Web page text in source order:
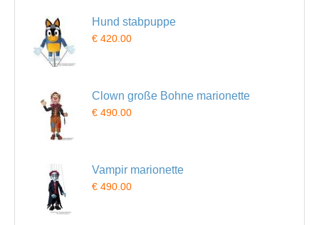
Hund stabpuppe
€ 420.00
Clown große Bohne marionette
€ 490.00
Vampir marionette
€ 490.00